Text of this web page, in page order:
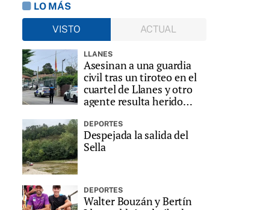
LO MÁS
VISTO
ACTUAL
LLANES
Asesinan a una guardia
civil tras un tiroteo en el
cuartel de Llanes y otro
agente resulta herido
DEPORTES
Despejada la salida del
Sella
DEPORTES
Walter Bouzán y Bertín